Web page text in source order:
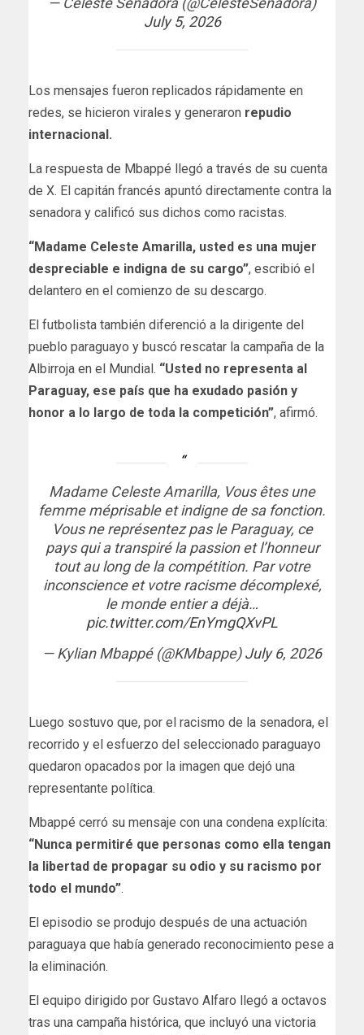
July 5, 2026
Los mensajes fueron replicados rápidamente en
redes, se hicieron virales y generaron repudio
internacional.
La respuesta de Mbappé llegó a través de su cuenta
de X. El capitán francés apuntó directamente contra la
senadora y calificó sus dichos como racistas.
“Madame Celeste Amarilla, usted es una mujer
despreciable e indigna de su cargo”, escribió el
delantero en el comienzo de su descargo.
El futbolista también diferenció a la dirigente del
pueblo paraguayo y buscó rescatar la campaña de la
Albirroja en el Mundial. “Usted no representa al
Paraguay, ese país que ha exudado pasión y
honor a lo largo de toda la competición”, afirmó.
Madame Celeste Amarilla, Vous êtes une
femme méprisable et indigne de sa fonction.
Vous ne représentez pas le Paraguay, ce
pays qui a transpiré la passion et l’honneur
tout au long de la compétition. Par votre
inconscience et votre racisme décomplexé,
le monde entier a déjà…
pic.twitter.com/EnYmgQXvPL
— Kylian Mbappé (@KMbappe)July 6, 2026
Luego sostuvo que, por el racismo de la senadora, el
recorrido y el esfuerzo del seleccionado paraguayo
quedaron opacados por la imagen que dejó una
representante política.
Mbappé cerró su mensaje con una condena explícita:
“Nunca permitiré que personas como ella tengan
la libertad de propagar su odio y su racismo por
todo el mundo”.
El episodio se produjo después de una actuación
paraguaya que había generado reconocimiento pese a
la eliminación.
El equipo dirigido por Gustavo Alfaro llegó a octavos
tras una campaña histórica, que incluyó una victoria